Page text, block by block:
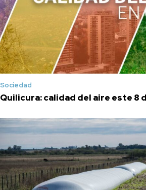
Sociedad
Quilicura: calidad del aire este 8